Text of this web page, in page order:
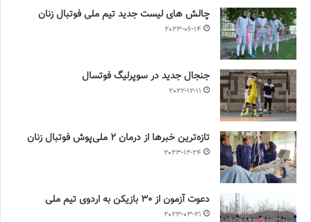
چالش هاى ليست جدید تيم ملى فوتبال زنان
2023-06-14
جنجال جدید در سوپرلیگ فوتسال
2022-12-11
تازه‌ترین خبرها از درمان ۲ ملی‌پوش فوتبال زنان
2023-12-24
دعوت آزمون از 30 بازیکن به اردوی تیم ملی
2023-03-21